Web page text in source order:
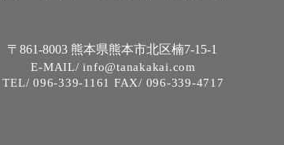
〒861-8003 熊本県熊本市北区楠7-15-1
E-MAIL/ info@tanakakai.com
TEL/ 096-339-1161 FAX/ 096-339-4717